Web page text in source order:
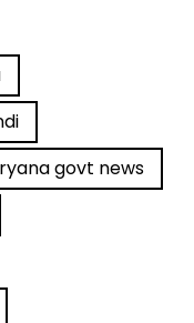
govt news